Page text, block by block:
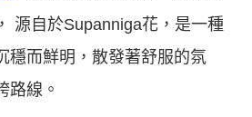
源自於Supanniga花，是一種
穩而鮮明，散發著舒服的氛
路線。